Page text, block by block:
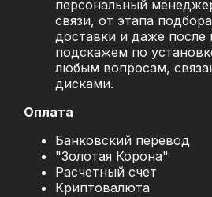
персональный
связи, от этапа
доставки и даже
подскажем по
любым вопросам,
дисками.
Оплата
Банковский перевод
"Золотая Корона"
Расчетный счет
Криптовалюта